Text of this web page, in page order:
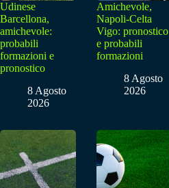
Udinese
Barcellona,
amichevole:
probabili
formazioni e
pronostico
8 Agosto
2026
Amichevole,
Napoli-Celta
Vigo: pronostico
e probabili
formazioni
8 Agosto
2026